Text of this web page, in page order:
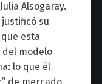
Alsogaray.
justificó su
esta
modelo
lo que él